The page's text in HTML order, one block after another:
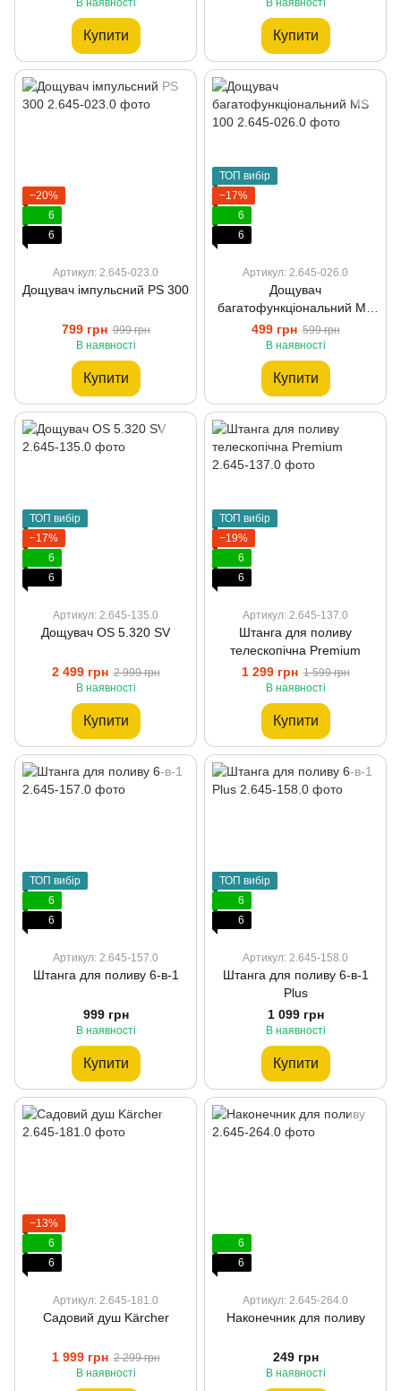
Купити Купити
−20%
6
6
Артикул: 2.645-023.0
Дощувач імпульсний PS 300
799 грн 999 грн
В наявності
Купити
ТОП вибір
−17%
6
6
Артикул: 2.645-026.0
Дощувач
багатофункціональний MS
100
499 грн 599 грн
В наявності
Купити
ТОП вибір
−17%
6
6
Артикул: 2.645-135.0
Дощувач OS 5.320 SV
2 499 грн 2 999 грн
В наявності
Купити
ТОП вибір
−19%
6
6
Артикул: 2.645-137.0
Штанга для поливу
телескопічна Premium
1 299 грн 1 599 грн
В наявності
Купити
ТОП вибір
6
6
Артикул: 2.645-157.0
Штанга для поливу 6-в-1
999 грн
В наявності
Купити
ТОП вибір
6
6
Артикул: 2.645-158.0
Штанга для поливу 6-в-1
Plus
1 099 грн
В наявності
Купити
−13%
6
6
Артикул: 2.645-181.0
Садовий душ Kärcher
1 999 грн 2 299 грн
В наявності
6
6
Артикул: 2.645-264.0
Наконечник для поливу
249 грн
В наявності